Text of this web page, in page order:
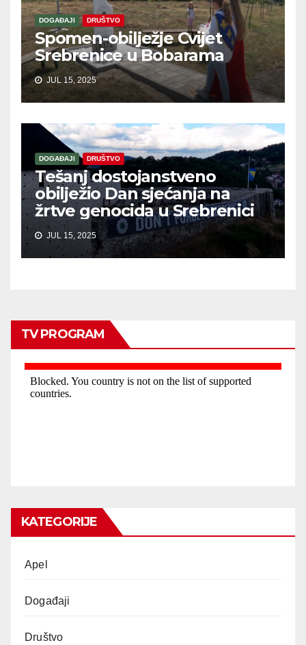
DOGAĐAJI DRUŠTVO
Spomen-obilježje Cvijet
Srebrenice u Bobarama
JUL 15, 2025
DOGAĐAJI DRUŠTVO
Tešanj dostojanstveno
obilježio Dan sjećanja na
žrtve genocida u Srebrenici
JUL 15, 2025
TV PROGRAM
KATEGORIJE
Apel
Događaji
Društvo